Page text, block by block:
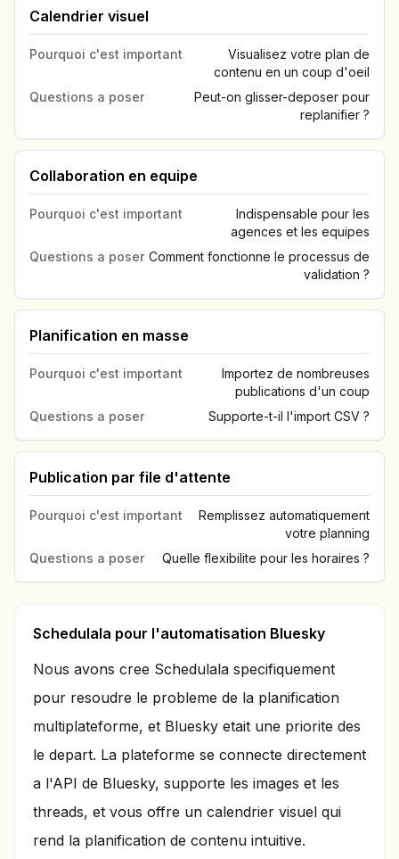
Calendrier visuel
Pourquoi c'est important
Visualisez votre plan de
contenu en un coup d'oeil
Questions a poser
Peut-on glisser-deposer pour
replanifier ?
Collaboration en equipe
Pourquoi c'est important
Indispensable pour les
agences et les equipes
Questions a poser Comment fonctionne le processus de
validation ?
Planification en masse
Pourquoi c'est important
Importez de nombreuses
publications d'un coup
Questions a poser
Supporte-t-il l'import CSV ?
Publication par file d'attente
Pourquoi c'est important
Remplissez automatiquement
votre planning
Questions a poser
Quelle flexibilite pour les horaires ?
Schedulala pour l'automatisation Bluesky
Nous avons cree Schedulala specifiquement
pour resoudre le probleme de la planification
multiplateforme, et Bluesky etait une priorite des
le depart. La plateforme se connecte directement
a l'API de Bluesky, supporte les images et les
threads, et vous offre un calendrier visuel qui
rend la planification de contenu intuitive.